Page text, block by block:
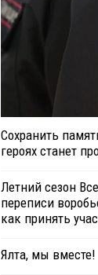
Сохранить
героях станет
Летний сезон
переписи
как принять
Ялта, мы вместе!